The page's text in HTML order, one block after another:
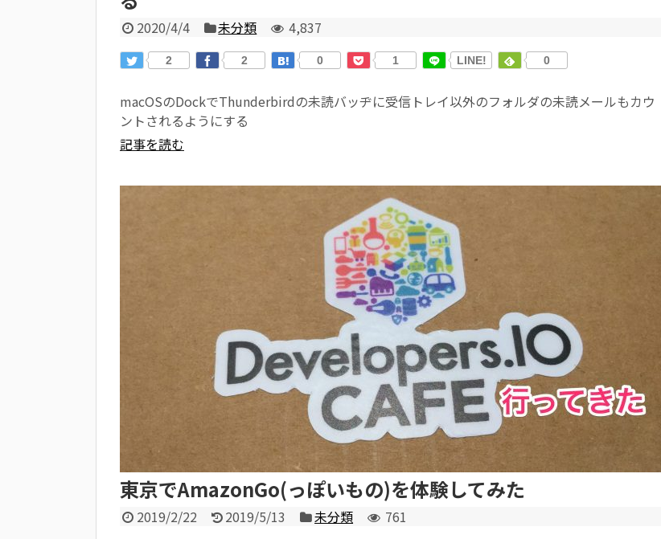
2020/4/4 未分類 4,837
2 2 0 1 LINE! 0
macOSのDockでThunderbirdの未読バッヂに受信トレイ以外のフォルダの未読メールもカウ
ントされるようにする
記事を読む
東京でAmazonGo(っぽいもの)を体験してみた
2019/2/22 2019/5/13 未分類 761